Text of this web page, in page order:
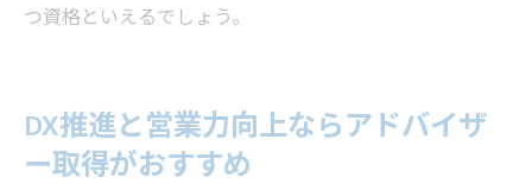
つ資格といえるでしょう。
DX推進と営業力向上ならアドバイザ
ー取得がおすすめ